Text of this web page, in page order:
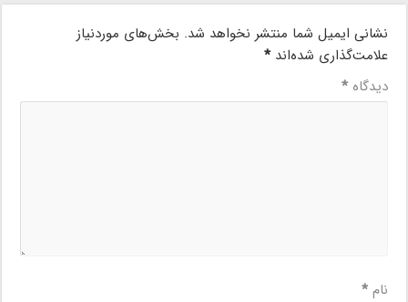
نشانی ایمیل شما منتشر نخواهد شد. بخش‌های موردنیاز
علامت‌گذاری شده‌اند*
دیدگاه*
نام*